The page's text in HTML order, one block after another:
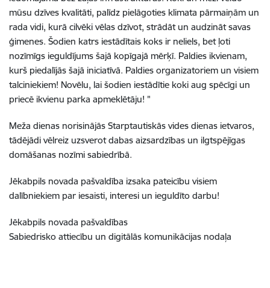
mūsu dzīves kvalitāti, palīdz pielāgoties klimata pārmaiņām un
rada vidi, kurā cilvēki vēlas dzīvot, strādāt un audzināt savas
ģimenes. Šodien katrs iestādītais koks ir neliels, bet ļoti
nozīmīgs ieguldījums šajā kopīgajā mērķī. Paldies ikvienam,
kurš piedalījās šajā iniciatīvā. Paldies organizatoriem un visiem
talciniekiem! Novēlu, lai šodien iestādītie koki aug spēcīgi un
priecē ikvienu parka apmeklētāju! "
Meža dienas norisinājās Starptautiskās vides dienas ietvaros,
tādējādi vēlreiz uzsverot dabas aizsardzības un ilgtspējīgas
domāšanas nozīmi sabiedrībā.
Jēkabpils novada pašvaldība izsaka pateicību visiem
dalībniekiem par iesaisti, interesi un ieguldīto darbu!
Jēkabpils novada pašvaldības
Sabiedrisko attiecību un digitālās komunikācijas nodaļa